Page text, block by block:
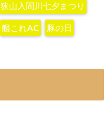
狭山入間川七夕まつり
艦これAC 豚の日